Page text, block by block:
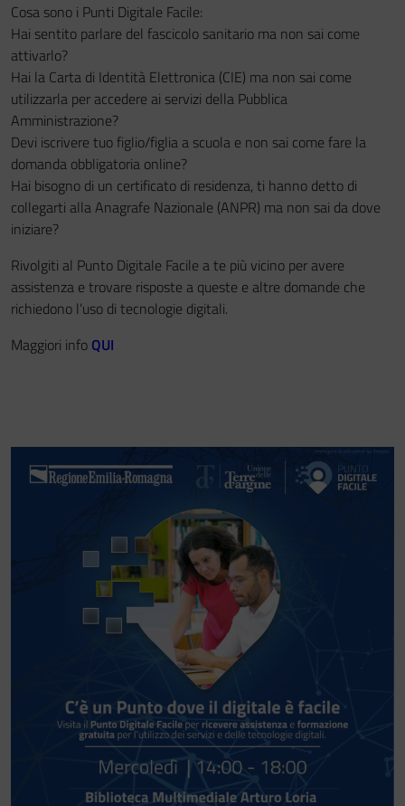
Festa del Racconto
IL CASTELLO DEI RAGAZZI
Cosa sono i Punti Digitale Facile:
Hai sentito parlare del fascicolo sanitario ma non sai come
attivarlo?
Hai la Carta di Identità Elettronica (CIE) ma non sai come
utilizzarla per accedere ai servizi della Pubblica
Amministrazione?
Devi iscrivere tuo figlio/figlia a scuola e non sai come fare la
domanda obbligatoria online?
Hai bisogno di un certificato di residenza, ti hanno detto di
collegarti alla Anagrafe Nazionale (ANPR) ma non sai da dove
iniziare?
Rivolgiti al Punto Digitale Facile a te più vicino per avere
assistenza e trovare risposte a queste e altre domande che
richiedono l’uso di tecnologie digitali.
Maggiori info QUI